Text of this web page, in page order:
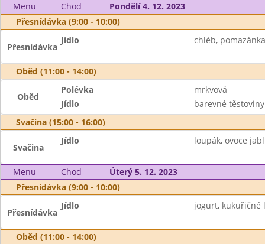
Menu Chod
Pondělí 4. 12. 2023
Přesnídávka (9:00 - 10:00)
Přesnídávka
Jídlo chléb,
Oběd (11:00 - 14:00)
Oběd
Polévka
mrkvová
Jídlo
barevné
Svačina (15:00 - 16:00)
Svačina
Jídlo loupák, ovoce
Menu Chod
Úterý 5. 12. 2023
Přesnídávka (9:00 - 10:00)
Přesnídávka
Jídlo jogurt, kukuřičné
Oběd (11:00 - 14:00)